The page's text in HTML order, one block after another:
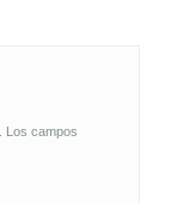
Los campos